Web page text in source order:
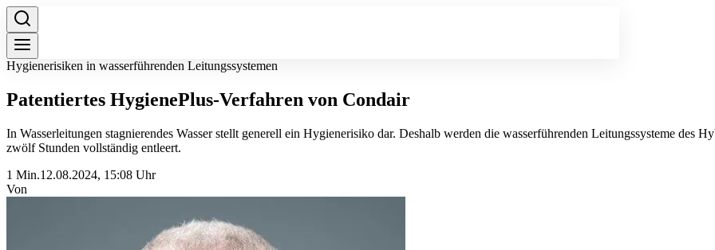
Hygienerisiken in wasserführenden Leitungssystemen
Patentiertes HygienePlus-Verfahren von Condair
In Wasserleitungen stagnierendes Wasser stellt generell ein Hygienerisiko dar. Deshalb werden die wasserführenden Leitungssysteme des
zwölf Stunden vollständig entleert.
1 Min.12.08.2024, 15:08 Uhr
Von